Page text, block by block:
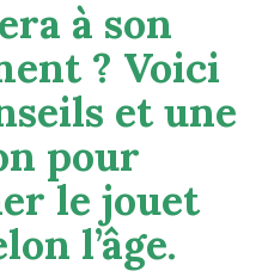
à son
? Voici
et une
pour
le jouet
l’âge.